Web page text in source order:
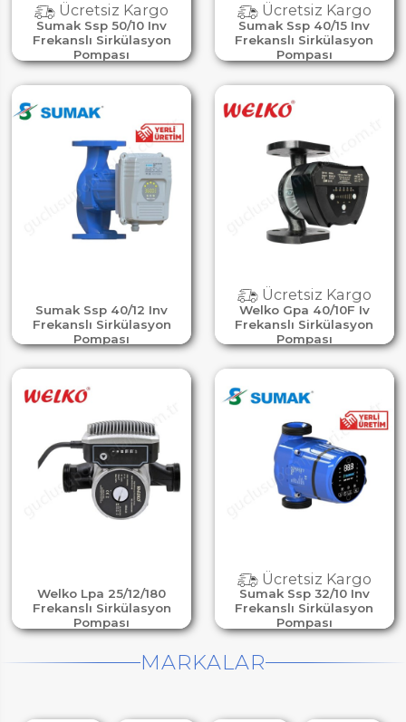
Sumak Ssp 50/10 Inv
Frekanslı Sirkülasyon
Pompası
Ücretsiz Kargo
Sumak Ssp 40/15 Inv
Frekanslı Sirkülasyon
Pompası
Ücretsiz Kargo
Sumak Ssp 40/12 Inv
Frekanslı Sirkülasyon
Pompası
Welko Gpa 40/10F Iv
Frekanslı Sirkülasyon
Pompası
Ücretsiz Kargo
Welko Lpa 25/12/180
Frekanslı Sirkülasyon
Pompası
Sumak Ssp 32/10 Inv
Frekanslı Sirkülasyon
Pompası
Ücretsiz Kargo
MARKALAR